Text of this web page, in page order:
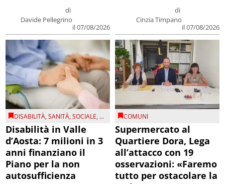
di
Davide Pellegrino
il 07/08/2026
di
Cinzia Timpano
il 07/08/2026
DISABILITÀ,SANITÀ,SOCIALE, ...
Disabilità in Valle
d’Aosta: 7 milioni in 3
anni finanziano il
Piano per la non
autosufficienza
COMUNI
Supermercato al
Quartiere Dora, Lega
all’attacco con 19
osservazioni: «Faremo
tutto per ostacolare la